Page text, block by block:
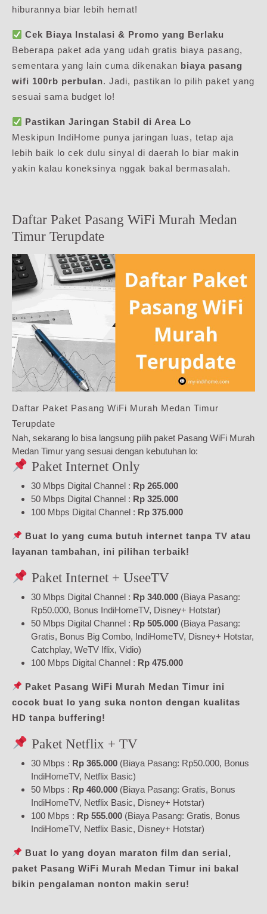
hiburannya biar lebih hemat!
Cek Biaya Instalasi & Promo yang Berlaku
Beberapa paket ada yang udah gratis biaya pasang,
sementara yang lain cuma dikenakan biaya pasang
wifi 100rb perbulan. Jadi, pastikan lo pilih paket yang
sesuai sama budget lo!
Pastikan Jaringan Stabil di Area Lo
Meskipun IndiHome punya jaringan luas, tetap aja
lebih baik lo cek dulu sinyal di daerah lo biar makin
yakin kalau koneksinya nggak bakal bermasalah.
Daftar Paket Pasang WiFi Murah Medan
Timur Terupdate
Daftar Paket Pasang WiFi Murah Medan Timur
Terupdate
Nah, sekarang lo bisa langsung pilih paket Pasang WiFi Murah
Medan Timur yang sesuai dengan kebutuhan lo:
Paket Internet Only
30 Mbps Digital Channel : Rp 265.000
50 Mbps Digital Channel : Rp 325.000
100 Mbps Digital Channel : Rp 375.000
Buat lo yang cuma butuh internet tanpa TV atau
layanan tambahan, ini pilihan terbaik!
Paket Internet + UseeTV
30 Mbps Digital Channel : Rp 340.000 (Biaya Pasang:
Rp50.000, Bonus IndiHomeTV, Disney+ Hotstar)
50 Mbps Digital Channel : Rp 505.000 (Biaya Pasang:
Gratis, Bonus Big Combo, IndiHomeTV, Disney+ Hotstar,
Catchplay, WeTV Iflix, Vidio)
100 Mbps Digital Channel : Rp 475.000
Paket Pasang WiFi Murah Medan Timur ini
cocok buat lo yang suka nonton dengan kualitas
HD tanpa buffering!
Paket Netflix + TV
30 Mbps : Rp 365.000 (Biaya Pasang: Rp50.000, Bonus
IndiHomeTV, Netflix Basic)
50 Mbps : Rp 460.000 (Biaya Pasang: Gratis, Bonus
IndiHomeTV, Netflix Basic, Disney+ Hotstar)
100 Mbps : Rp 555.000 (Biaya Pasang: Gratis, Bonus
IndiHomeTV, Netflix Basic, Disney+ Hotstar)
Buat lo yang doyan maraton film dan serial,
paket Pasang WiFi Murah Medan Timur ini bakal
bikin pengalaman nonton makin seru!